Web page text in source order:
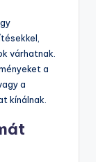
várhatnak.
a
a
kínálnak.